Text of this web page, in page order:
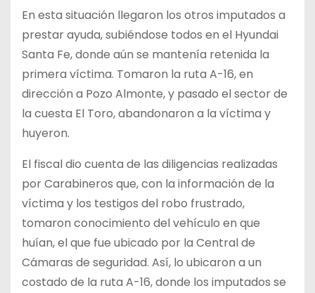
En esta situación llegaron los otros imputados a
prestar ayuda, subiéndose todos en el Hyundai
Santa Fe, donde aún se mantenía retenida la
primera víctima. Tomaron la ruta A-16, en
dirección a Pozo Almonte, y pasado el sector de
la cuesta El Toro, abandonaron a la víctima y
huyeron.
El fiscal dio cuenta de las diligencias realizadas
por Carabineros que, con la información de la
víctima y los testigos del robo frustrado,
tomaron conocimiento del vehículo en que
huían, el que fue ubicado por la Central de
Cámaras de seguridad. Así, lo ubicaron a un
costado de la ruta A-16, donde los imputados se